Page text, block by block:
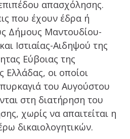
απασχόλησης.
που έχουν έδρα ή
Δήμους Μαντουδίου-
Ιστιαίας-Αιδηψού της
Εύβοιας της
Ελλάδας, οι οποίοι
του Αυγούστου
στη διατήρηση του
χωρίς να απαιτείται η
δικαιολογητικών.